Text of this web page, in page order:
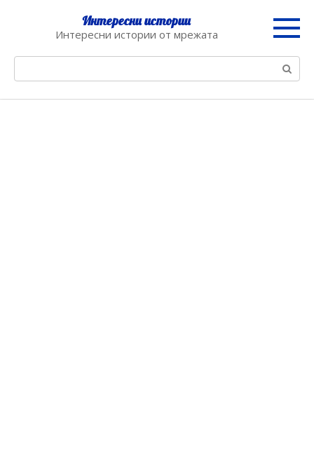
Интересни истории
Интересни истории от мрежата